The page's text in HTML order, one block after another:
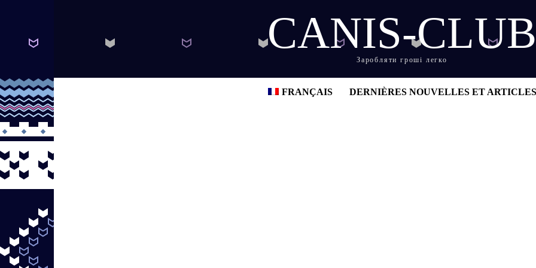
CANIS-CLUB
Заробляти гроші легко
FRANÇAIS DERNIÈRES NOUVELLES ET ARTICLES